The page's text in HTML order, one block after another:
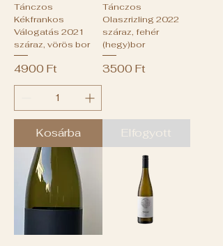
Tánczos
Kékfrankos
Válogatás 2021
száraz, vörös bor
Ár
4900 Ft
Kosárba
Tánczos
Olaszrizling 2022
száraz, fehér
(hegy)bor
Ár
3500 Ft
Elfogyott